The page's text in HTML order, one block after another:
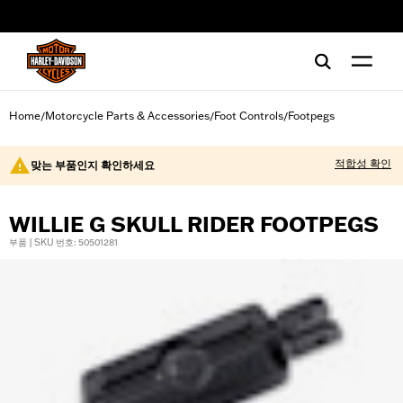
Home/Motorcycle Parts & Accessories/Foot Controls/Footpegs
맞는 부품인지 확인하세요 적합성 확인
WILLIE G SKULL RIDER FOOTPEGS
부품 | SKU 번호: 50501281